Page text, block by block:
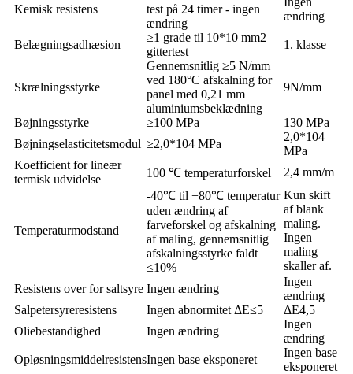
Kemisk resistens
test på 24 timer - ingen
ændring
ændring
Belægningsadhæsion
≥1 grade til 10*10 mm2
gittertest
1. klasse
Skrælningsstyrke
Gennemsnitlig ≥5 N/mm
ved 180°C afskalning for
panel med 0,21 mm
aluminiumsbeklædning
9N/mm
Bøjningsstyrke ≥100 MPa
130 MPa
Bøjningselasticitetsmodul ≥2,0*104 MPa
2,0*104
MPa
Koefficient for lineær
termisk udvidelse
100 ℃ temperaturforskel 2,4 mm/m
Temperaturmodstand
-40℃ til +80℃ temperatur
uden ændring af
farveforskel og afskalning
af maling, gennemsnitlig
afskalningsstyrke faldt
≤10%
Kun skift
af blank
maling.
Ingen
maling
skaller af.
Resistens over for saltsyre Ingen ændring
Ingen
ændring
Salpetersyreresistens
Ingen abnormitet ΔE≤5
ΔE4,5
Oliebestandighed
Ingen ændring
Ingen
ændring
OpløsningsmiddelresistensIngen base eksponeret
Ingen base
eksponeret